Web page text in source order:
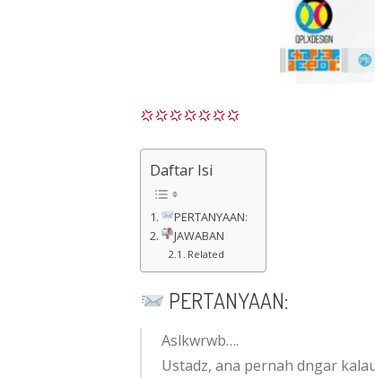
Daftar Isi
PERTANYAAN:
JAWABAN
Related
PERTANYAAN:
Aslkwrwb….
Ustadz, ana pernah dngar